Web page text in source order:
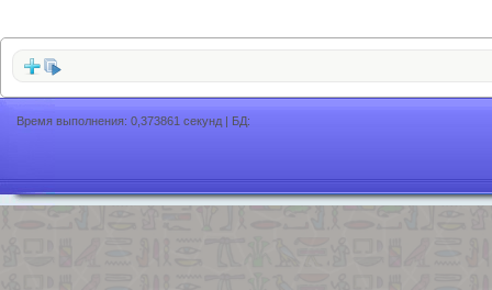
Время выполнения: 0,373861 секунд | БД: